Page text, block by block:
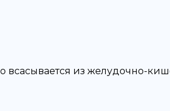
из желудочно-